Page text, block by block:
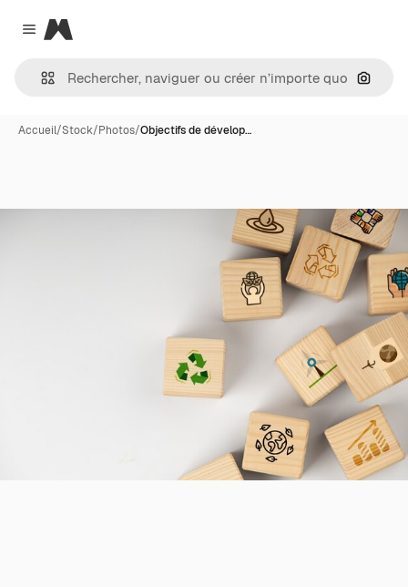
Close menu
Magnific
Accueil/Stock/Photos/Objectifs de dévelop…